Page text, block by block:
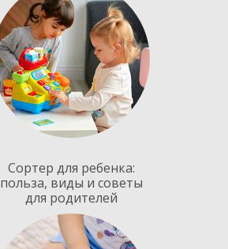
Сортер для ребенка:
польза, виды и советы
для родителей